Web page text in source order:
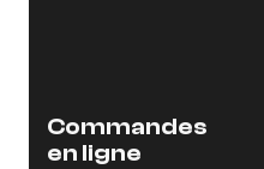
Commandes
en ligne